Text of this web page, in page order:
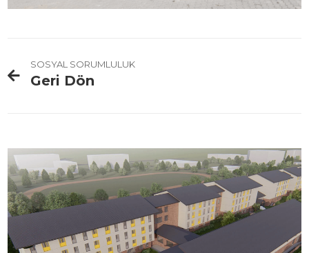
SOSYAL SORUMLULUK
Geri Dön